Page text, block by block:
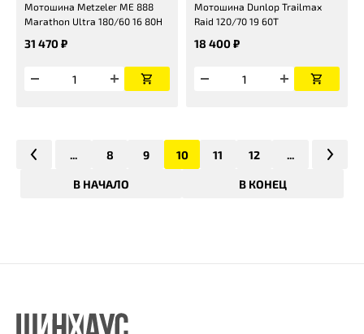
Мотошина Metzeler ME 888
Marathon Ultra 180/60 16 80H
31 470 ₽
Мотошина Dunlop Trailmax
Raid 120/70 19 60T
18 400 ₽
В НАЧАЛО
... 8 9 10 11 12 ...
В КОНЕЦ